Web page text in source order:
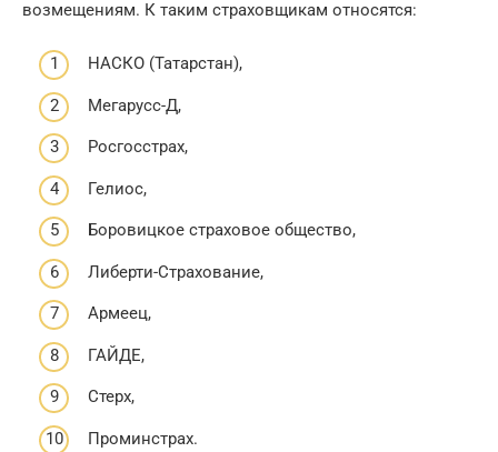
возмещениям. К таким страховщикам относятся:
НАСКО (Татарстан),
Мегарусс-Д,
Росгосстрах,
Гелиос,
Боровицкое страховое общество,
Либерти-Страхование,
Армеец,
ГАЙДЕ,
Стерх,
Проминстрах.